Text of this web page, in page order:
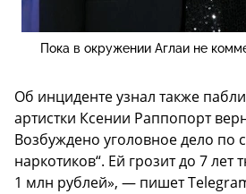
Пока в окружении Аглаи не
Об инциденте узнал также
артистки Ксении Раппопорт
Возбуждено уголовное дело по
наркотиков“. Ей грозит до 7
1 млн рублей», — пишет